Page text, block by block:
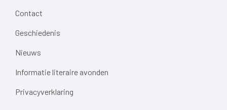
Contact
Geschiedenis
Nieuws
Informatie literaire avonden
Privacyverklaring